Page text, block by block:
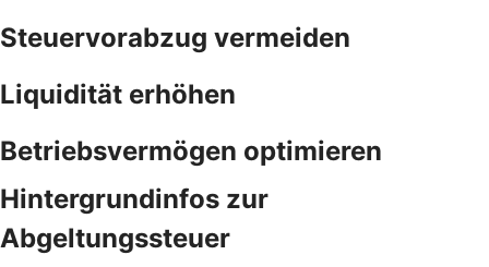
Steuervorabzug vermeiden
Liquidität erhöhen
Betriebsvermögen optimieren
Hintergrundinfos zur
Abgeltungssteuer